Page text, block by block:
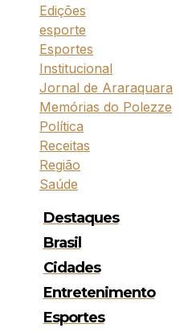
Edições
esporte
Esportes
Institucional
Jornal de Araraquara
Memórias do Polezze
Política
Receitas
Região
Saúde
Destaques
Brasil
Cidades
Entretenimento
Esportes